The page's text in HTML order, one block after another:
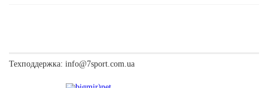
Техподдержка: info@7sport.com.ua